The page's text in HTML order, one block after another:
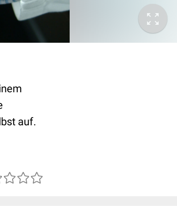
auf.